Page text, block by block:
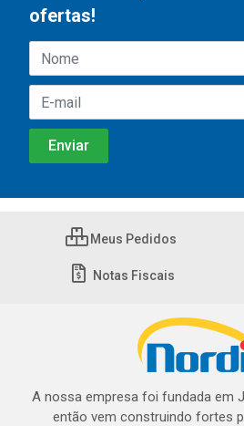
ofertas!
Meus Pedidos
Notas Fiscais
A nossa empresa foi fundada em
então vem construindo fortes